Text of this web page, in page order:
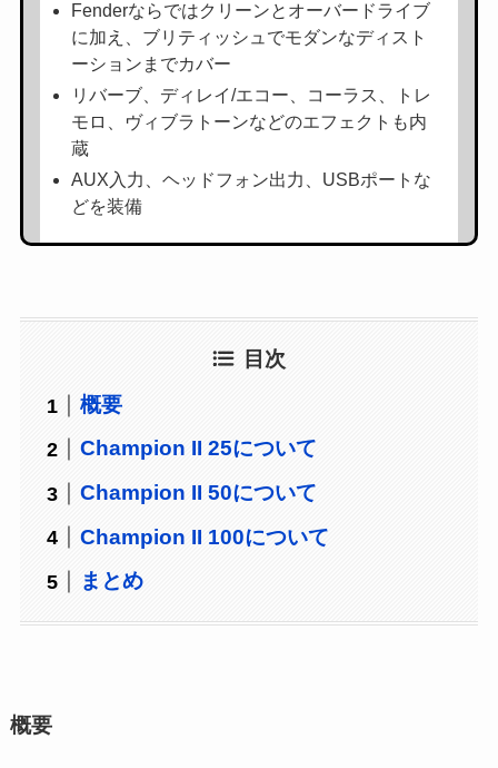
Fenderならではクリーンとオーバードライブ
に加え、ブリティッシュでモダンなディスト
ーションまでカバー
リバーブ、ディレイ/エコー、コーラス、トレ
モロ、ヴィブラトーンなどのエフェクトも内
蔵
AUX入力、ヘッドフォン出力、USBポートな
どを装備
目次
概要
Champion II 25について
Champion II 50について
Champion II 100について
まとめ
概要